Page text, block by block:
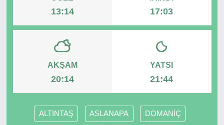
13:14 17:03
AKŞAM
20:14
YATSI
21:44
ALTINTAŞ ASLANAPA DOMANİÇ